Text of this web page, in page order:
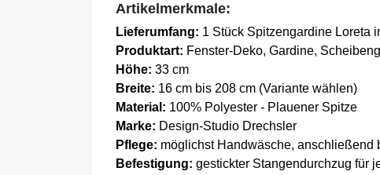
Artikelmerkmale:
Lieferumfang: 1 Stück Spitzengardine Loreta
Produktart: Fenster-Deko, Gardine,
Höhe: 33 cm
Breite: 16 cm bis 208 cm (Variante wählen)
Material: 100% Polyester - Plauener Spitze
Marke: Design-Studio Drechsler
Pflege: möglichst Handwäsche, anschließend
Befestigung: gestickter Stangendurchzug für